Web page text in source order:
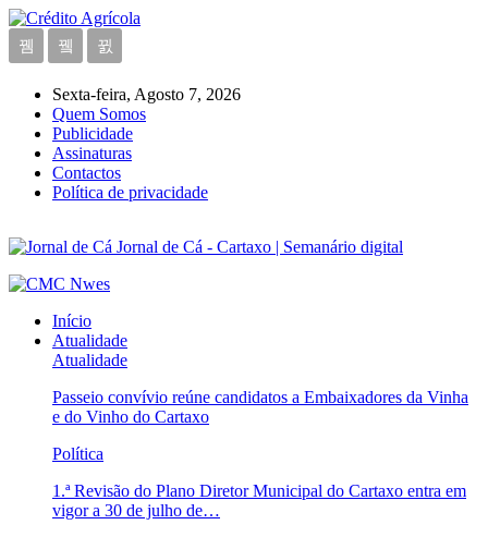
Sexta-feira, Agosto 7, 2026
Quem Somos
Publicidade
Assinaturas
Contactos
Política de privacidade
Jornal de Cá - Cartaxo | Semanário digital
Início
Atualidade
Atualidade
Passeio convívio reúne candidatos a Embaixadores da Vinha
e do Vinho do Cartaxo
Política
1.ª Revisão do Plano Diretor Municipal do Cartaxo entra em
vigor a 30 de julho de…